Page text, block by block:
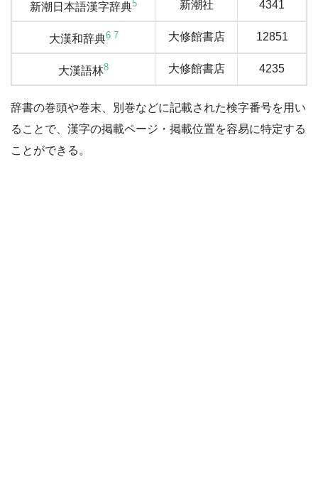
新潮日本語漢字辞典5 新潮社 4341
大漢和辞典6 7 大修館書店 12851
大漢語林8 大修館書店 4235
辞書の巻頭や巻末、別巻などに記載された検字番号を用い
ることで、漢字の掲載ページ・掲載位置を容易に特定する
ことができる。